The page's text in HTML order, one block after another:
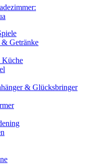
& Getränke
Küche
& Glücksbringer